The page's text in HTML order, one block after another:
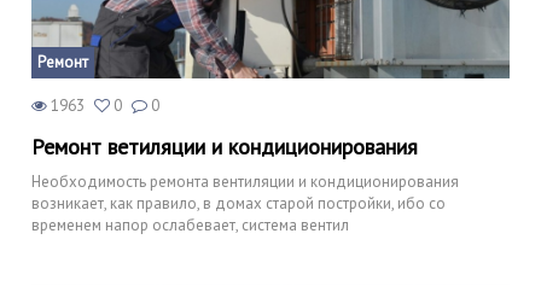
Ремонт
1963 0 0
Ремонт ветиляции и кондиционирования
Необходимость ремонта вентиляции и кондиционирования
возникает, как правило, в домах старой постройки, ибо со
временем напор ослабевает, система вентил